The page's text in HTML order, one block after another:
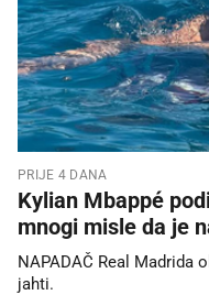
PRIJE 4 DANA
Kylian Mbappé
mnogi misle da je
NAPADAČ Real Madrida
jahti.